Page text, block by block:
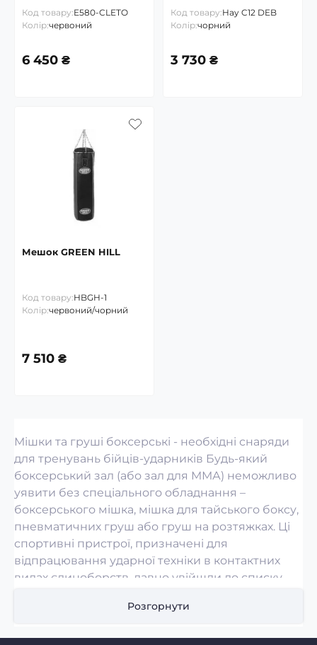
Код товару:E580-CLETO
Колір:червоний
6 450 ₴
Код товару:Hay C12 DEB
Колір:чорний
3 730 ₴
Мешок GREEN HILL
Код товару:HBGH-1
Колір:червоний/чорний
7 510 ₴
Мішки та груші боксерські - необхідні снаряди
для тренувань бійців-ударників Будь-який
боксерський зал (або зал для ММА) неможливо
уявити без спеціального обладнання –
боксерського мішка, мішка для тайського боксу,
пневматичних груш або груш на розтяжках. Ці
спортивні пристрої, призначені для
відпрацювання ударної техніки в контактних
видах єдиноборств, давно увійшли до списку
види мішків та груш: • важкі мішки (зокрема
Розгорнути